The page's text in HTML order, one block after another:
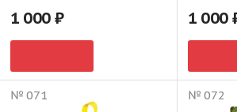
1 000 1 000
№ 071 № 072